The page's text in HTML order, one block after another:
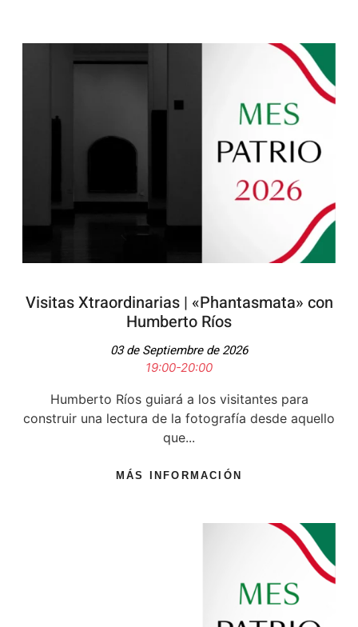
Visitas Xtraordinarias | «Phantasmata» con
Humberto Ríos
03 de Septiembre de 2026
19:00-20:00
Humberto Ríos guiará a los visitantes para
construir una lectura de la fotografía desde aquello
que...
MÁS INFORMACIÓN